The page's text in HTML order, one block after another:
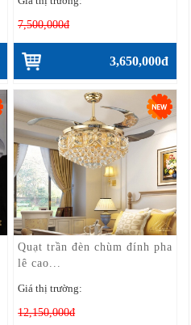
7,500,000đ
3,650,000đ
Quạt trần đèn chùm đính pha
lê cao...
Giá thị trường:
12,150,000đ